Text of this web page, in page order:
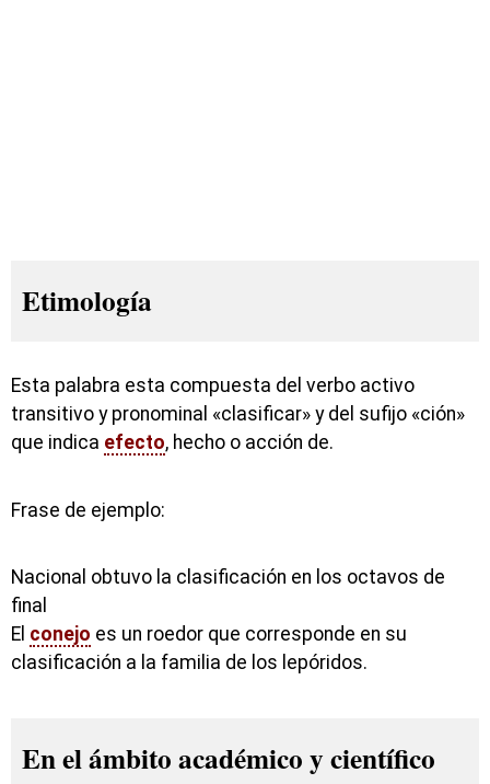
Etimología
Esta palabra esta compuesta del verbo activo
transitivo y pronominal «clasificar» y del sufijo «ción»
que indica efecto, hecho o acción de.
Frase de ejemplo:
Nacional obtuvo la clasificación en los octavos de
final
El conejo es un roedor que corresponde en su
clasificación a la familia de los lepóridos.
En el ámbito académico y científico